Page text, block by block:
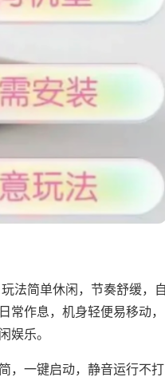
法简单休闲，节奏舒缓，自
作息，机身轻便易移动，
娱乐。
，一键启动，静音运行不打